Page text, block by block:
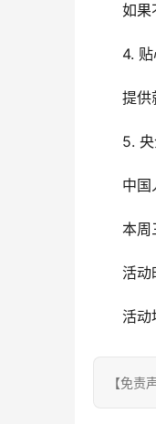
如果
4.
提供
5.
中国
本周
活动
活动
【免